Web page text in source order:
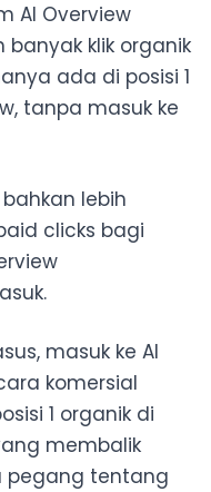
AI Overview
klik organik
ada di posisi 1
tanpa masuk ke
lebih
clicks bagi
masuk ke AI
komersial
1 organik di
membalik
pegang tentang